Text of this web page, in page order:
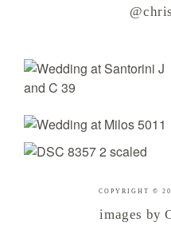
COPYRIGHT ©
images by